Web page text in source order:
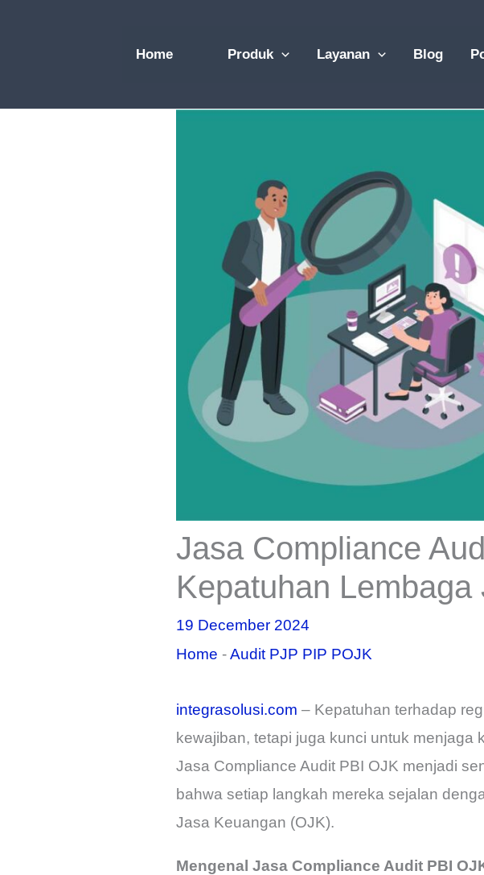
Home Produk Layanan Blog
Jasa Compliance
Kepatuhan
19 December 2024
Home -Audit PJP PIP POJK
integrasolusi.com – Kepatuhan terhadap
kewajiban, tetapi juga kunci untuk
Jasa Compliance Audit PBI OJK menjadi
bahwa setiap langkah mereka sejalan
Jasa Keuangan (OJK).
Mengenal Jasa Compliance Audit PBI